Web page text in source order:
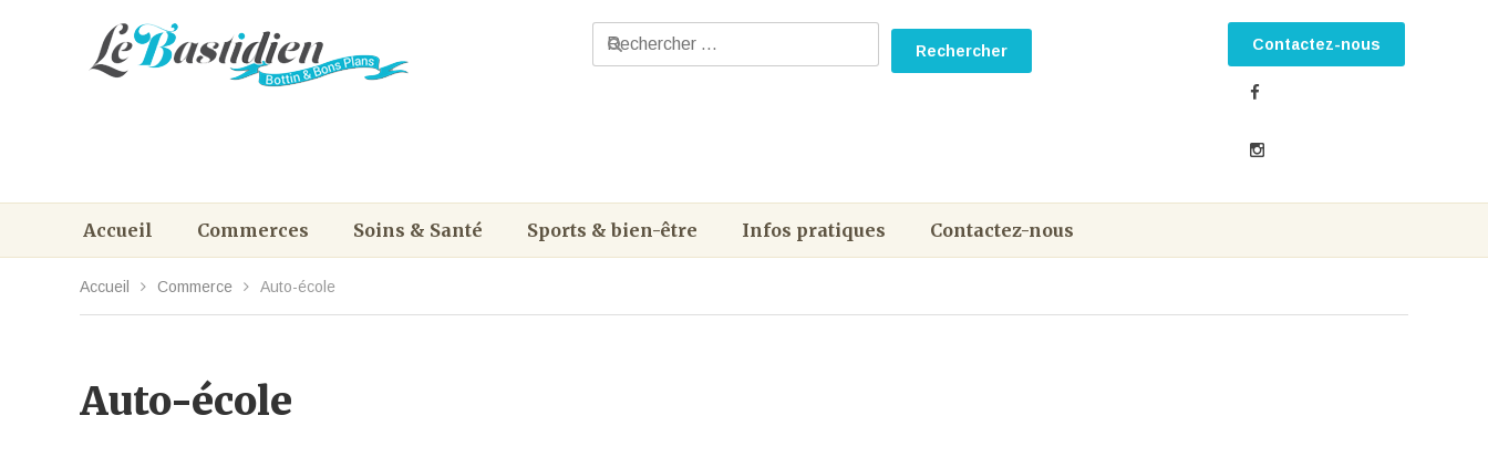
Contactez-nous
Accueil Commerces Soins & Santé Sports & bien-être Infos pratiques Contactez-nous
Accueil Commerce Auto-école
Auto-école